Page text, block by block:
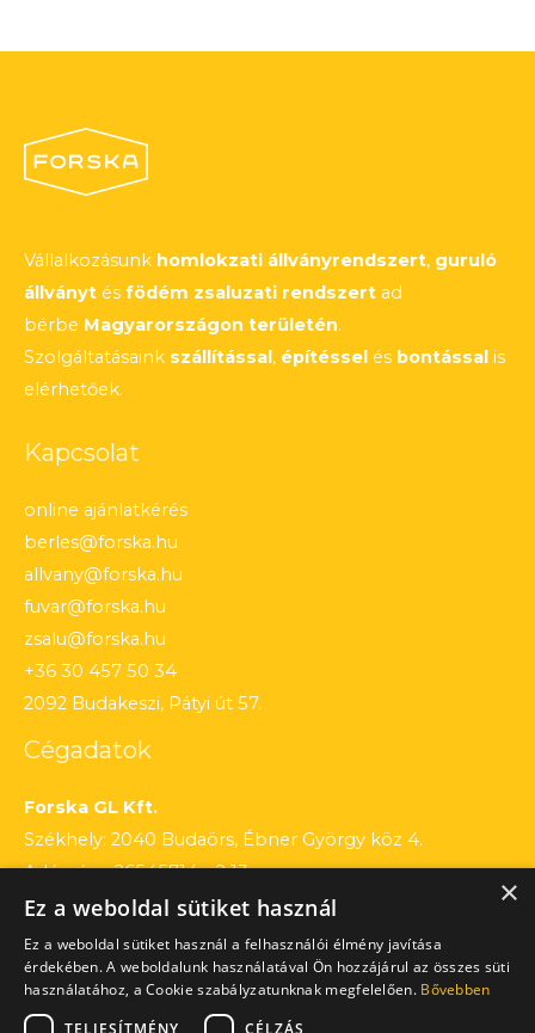
Vállalkozásunk homlokzati állványrendszert, guruló
állványt és födém zsaluzati rendszert ad
bérbe Magyarországon területén.
Szolgáltatásaink szállítással, építéssel és bontással is
elérhetőek.
Kapcsolat
online ajánlatkérés
berles@forska.hu
allvany@forska.hu
fuvar@forska.hu
zsalu@forska.hu
+36 30 457 50 34
2092 Budakeszi, Pátyi út 57.
Cégadatok
Forska GL Kft.
Székhely: 2040 Budaörs, Ébner György köz 4.
Adószám: 26545714 – 2 13
Cégjegyzékszám: 13 – 09 – 195803
Számlaszám: 12010154 – 01660751 – 00100001
×
Ez a weboldal sütiket használ
Ez a weboldal sütiket használ a felhasználói élmény javítása
érdekében. A weboldalunk használatával Ön hozzájárul az összes süti
használatához, a Cookie szabályzatunknak megfelelően. Bővebben
TELJESÍTMÉNY
CÉLZÁS